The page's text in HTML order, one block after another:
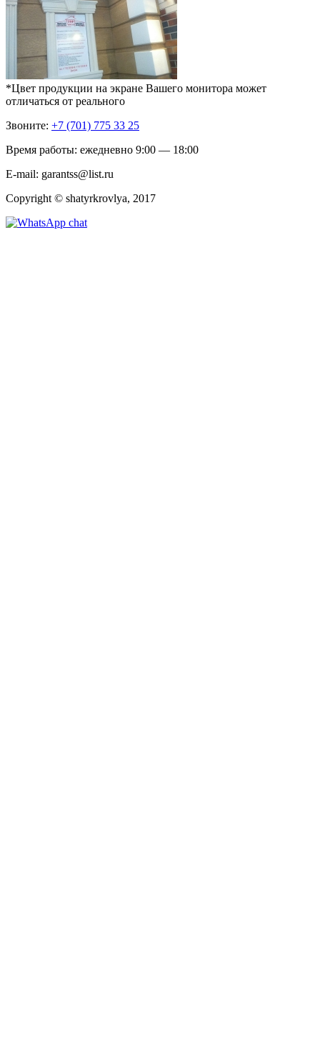
*Цвет продукции на экране Вашего монитора может
отличаться от реального
Звоните: +7 (701) 775 33 25
Время работы: ежедневно 9:00 — 18:00
E-mail: garantss@list.ru
Copyright © shatyrkrovlya, 2017